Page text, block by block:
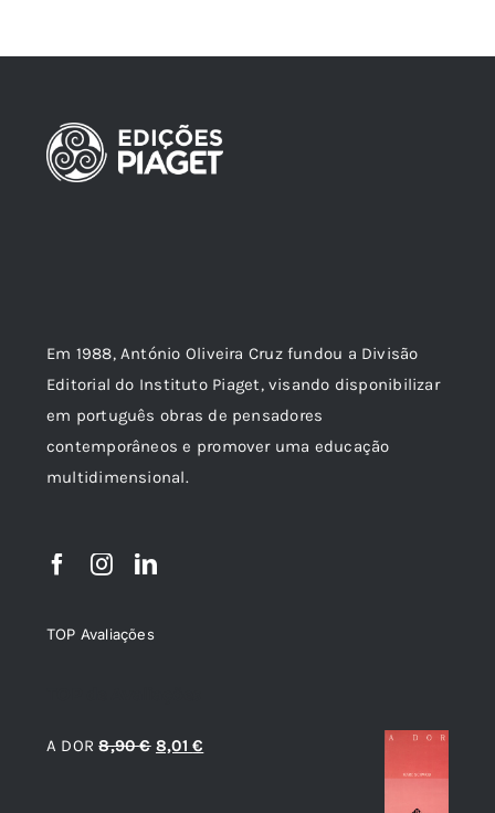
Em 1988, António Oliveira Cruz fundou a Divisão
Editorial do Instituto Piaget, visando disponibilizar
em português obras de pensadores
contemporâneos e promover uma educação
multidimensional.
TOP Avaliações
A DOR 8,90€ O
8,01€